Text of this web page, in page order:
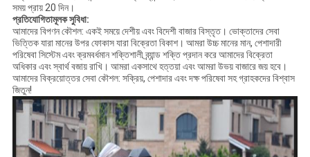
সময় প্রায় 20 দিন।
প্রতিযোগিতামূলক সুবিধা:
আমাদের বিপণন কৌশল: একই সময়ে দেশীয় এবং বিদেশী বাজার বিস্তৃত। ভোক্তাদের সেবা
ভিত্তিক যারা মানের উপর ফোকাস যারা বিক্রেতা বিকাশ। আমরা উচ্চ মানের মান, পেশাদারী
পরিষেবা সিস্টেম এবং ক্রমবর্ধমান শক্তিশালী ব্র্যান্ড শক্তি প্রদান করে আমাদের বিক্রেতা
অধিকার এবং স্বার্থ বজায় রাখি। আমরা একসাথে হত্তয়া এবং আমরা উভয় বাজারে জয় হবে।
আমাদের বিক্রয়োত্তর সেবা কৌশল: সক্রিয়, পেশাদার এবং দক্ষ পরিষেবা সহ গ্রাহকদের বিশ্বাস
জিতুন!